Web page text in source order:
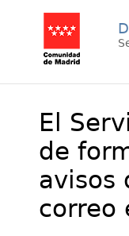
El
de
avisos
correo